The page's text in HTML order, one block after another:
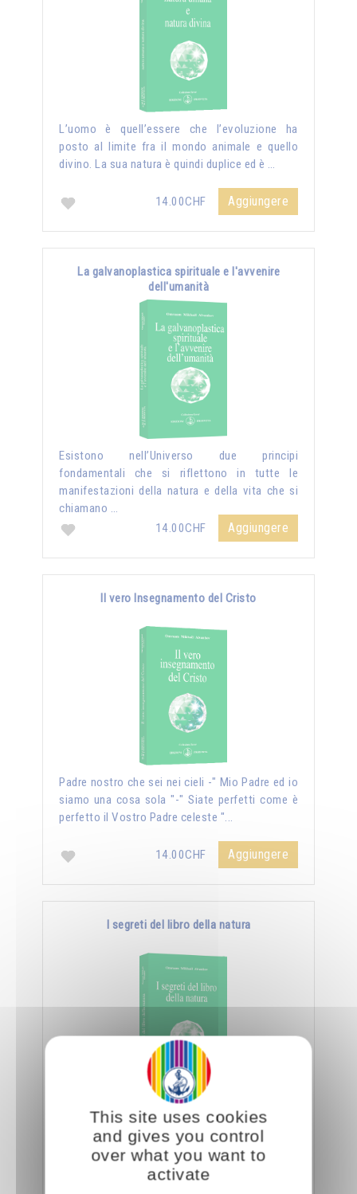
L’uomo è quell’essere che l’evoluzione ha
posto al limite fra il mondo animale e quello
divino. La sua natura è quindi duplice ed è …
14.00CHF Aggiungere
La galvanoplastica spirituale e l'avvenire
dell'umanità
Esistono nell’Universo due principi
fondamentali che si riflettono in tutte le
manifestazioni della natura e della vita che si
chiamano …
14.00CHF
Aggiungere
Il vero Insegnamento del Cristo
Padre nostro che sei nei cieli -" Mio Padre ed io
siamo una cosa sola "-" Siate perfetti come è
perfetto il Vostro Padre celeste "...
14.00CHF Aggiungere
I segreti del libro della natura
Nella Scienza Iniziatica leggere vuole dire
essere capaci di decifrare l’aspetto sottile e
nascosto delle creature e degli oggetti, nonché
14.00CHF
This site uses cookies
and gives you control
over what you want to
activate